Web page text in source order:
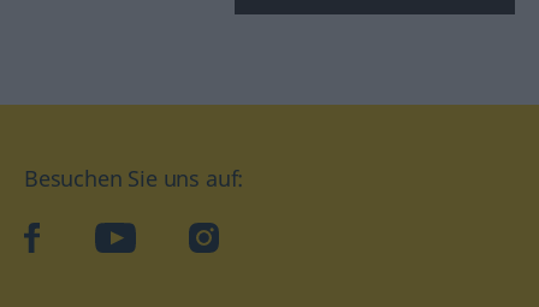
Besuchen Sie uns auf:
facebookYouTube Instagram